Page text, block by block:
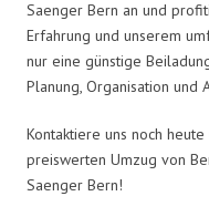
Saenger Bern an und
Erfahrung und unserem
nur eine günstige
Planung, Organisation und
Kontaktiere uns noch
preiswerten Umzug von
Saenger Bern!